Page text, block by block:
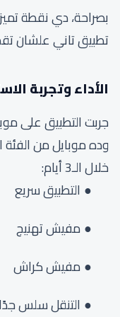
بصراحة، دي نقطة
تطبيق تاني علشان
الأداء وتجربة
وده موبايل من
خلال الـ3 أيام:
التطبيق سريع
مفيش تهنيج
مفيش كراش
التنقل سلس جدًا